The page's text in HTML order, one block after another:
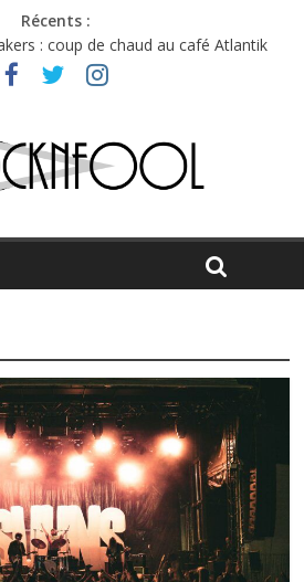
Récents :
: coup de chaud au café Atlantik
et émotions en hausse
de choisir entre chaleur et bonne
Festival : entre bière, métal et
la leçon de pop du Professeur Puth